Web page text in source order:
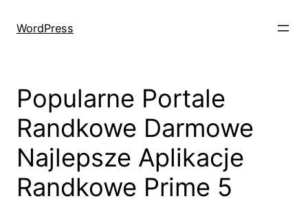
WordPress
Popularne Portale
Randkowe Darmowe
Najlepsze Aplikacje
Randkowe Prime 5